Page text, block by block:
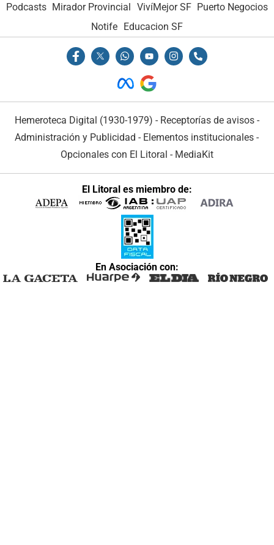
Podcasts Mirador Provincial VivíMejor SF Puerto Negocios
Notife Educacion SF
Hemeroteca Digital (1930-1979) - Receptorías de avisos -
Administración y Publicidad - Elementos institucionales -
Opcionales con El Litoral - MediaKit
El Litoral es miembro de:
En Asociación con: